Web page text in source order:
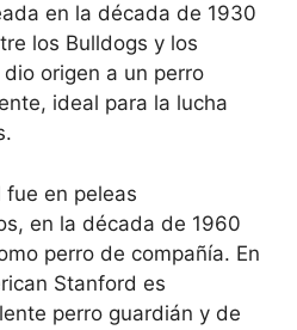
en la década de 1930
los Bulldogs y los
origen a un perro
ideal para la lucha
fue en peleas
en la década de 1960
perro de compañía. En
Stanford es
perro guardián y de